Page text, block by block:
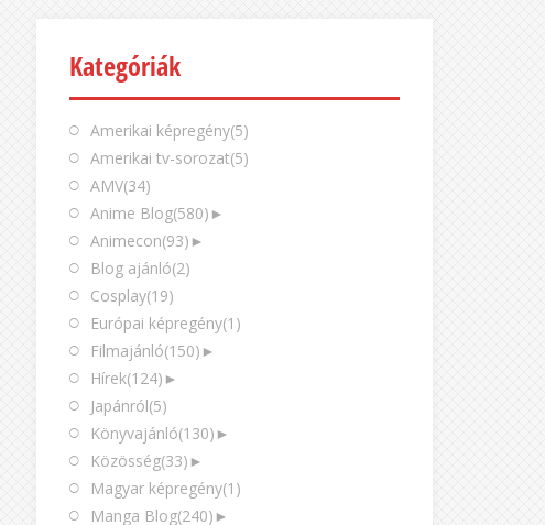
Kategóriák
Amerikai képregény(5)
Amerikai tv-sorozat(5)
AMV(34)
Anime Blog(580) ►
Animecon(93) ►
Blog ajánló(2)
Cosplay(19)
Európai képregény(1)
Filmajánló(150) ►
Hírek(124) ►
Japánról(5)
Könyvajánló(130) ►
Közösség(33) ►
Magyar képregény(1)
Manga Blog(240) ►